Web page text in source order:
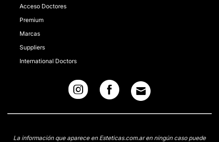
Acceso Doctores
Premium
Marcas
Suppliers
International Doctors
La información que aparece en Esteticas.com.ar en ningún caso puede